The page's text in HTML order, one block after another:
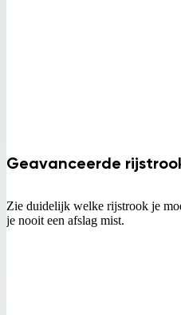
Geavanceerde
Zie duidelijk welke rijstrook je
je nooit een afslag mist.